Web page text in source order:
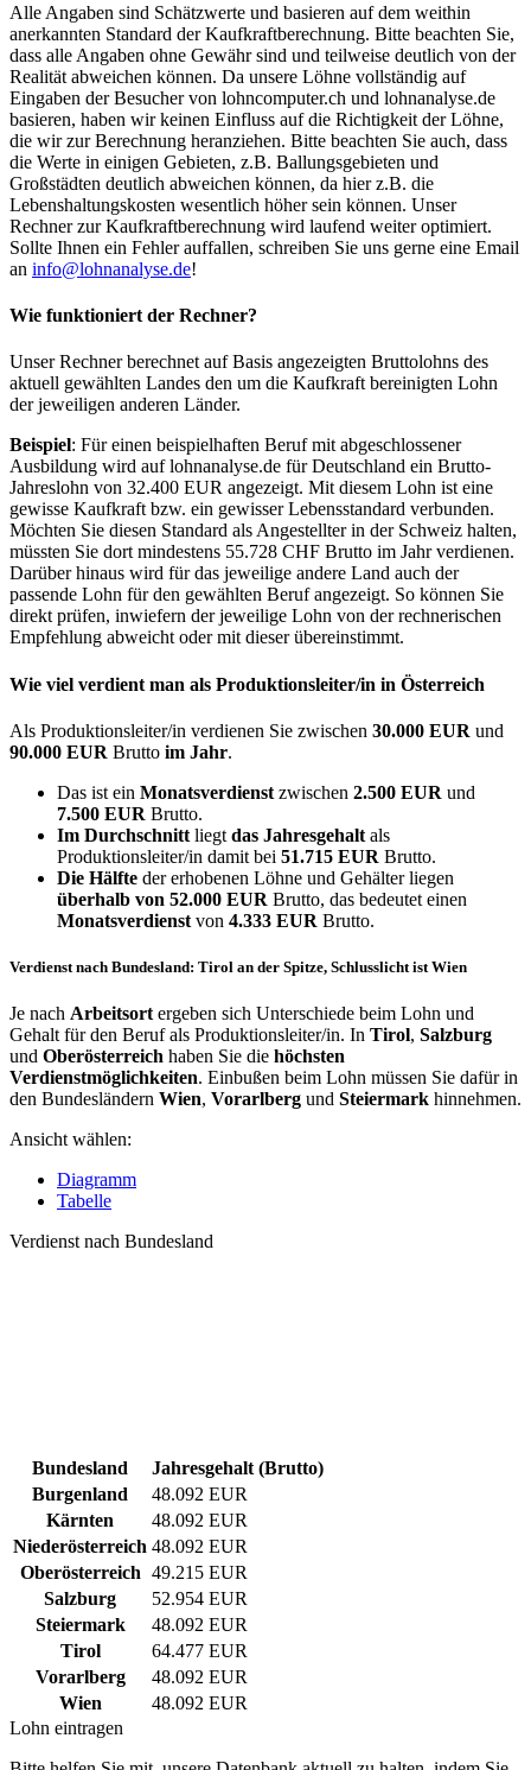
Alle Angaben sind Schätzwerte und basieren auf dem weithin
anerkannten Standard der Kaufkraftberechnung. Bitte beachten Sie,
dass alle Angaben ohne Gewähr sind und teilweise deutlich von der
Realität abweichen können. Da unsere Löhne vollständig auf
Eingaben der Besucher von lohncomputer.ch und lohnanalyse.de
basieren, haben wir keinen Einfluss auf die Richtigkeit der Löhne,
die wir zur Berechnung heranziehen. Bitte beachten Sie auch, dass
die Werte in einigen Gebieten, z.B. Ballungsgebieten und
Großstädten deutlich abweichen können, da hier z.B. die
Lebenshaltungskosten wesentlich höher sein können. Unser
Rechner zur Kaufkraftberechnung wird laufend weiter optimiert.
Sollte Ihnen ein Fehler auffallen, schreiben Sie uns gerne eine Email
an info@lohnanalyse.de!
Wie funktioniert der Rechner?
Unser Rechner berechnet auf Basis angezeigten Bruttolohns des
aktuell gewählten Landes den um die Kaufkraft bereinigten Lohn
der jeweiligen anderen Länder.
Beispiel: Für einen beispielhaften Beruf mit abgeschlossener
Ausbildung wird auf lohnanalyse.de für Deutschland ein Brutto-
Jahreslohn von 32.400 EUR angezeigt. Mit diesem Lohn ist eine
gewisse Kaufkraft bzw. ein gewisser Lebensstandard verbunden.
Möchten Sie diesen Standard als Angestellter in der Schweiz halten,
müssten Sie dort mindestens 55.728 CHF Brutto im Jahr verdienen.
Darüber hinaus wird für das jeweilige andere Land auch der
passende Lohn für den gewählten Beruf angezeigt. So können Sie
direkt prüfen, inwiefern der jeweilige Lohn von der rechnerischen
Empfehlung abweicht oder mit dieser übereinstimmt.
Wie viel verdient man als Produktionsleiter/in in Österreich
Als Produktionsleiter/in verdienen Sie zwischen 30.000 EUR und
90.000 EUR Brutto im Jahr.
Das ist ein Monatsverdienst zwischen 2.500 EUR und
7.500 EUR Brutto.
Im Durchschnitt liegt das Jahresgehalt als
Produktionsleiter/in damit bei 51.715 EUR Brutto.
Die Hälfte der erhobenen Löhne und Gehälter liegen
überhalb von 52.000 EUR Brutto, das bedeutet einen
Monatsverdienst von 4.333 EUR Brutto.
Verdienst nach Bundesland: Tirol an der Spitze, Schlusslicht ist Wien
Je nach Arbeitsort ergeben sich Unterschiede beim Lohn und
Gehalt für den Beruf als Produktionsleiter/in. In Tirol, Salzburg
und Oberösterreich haben Sie die höchsten
Verdienstmöglichkeiten. Einbußen beim Lohn müssen Sie dafür in
den Bundesländern Wien, Vorarlberg und Steiermark hinnehmen.
Ansicht wählen:
Diagramm
Tabelle
Verdienst nach Bundesland
Bundesland
Jahresgehalt (Brutto)
Burgenland
48.092 EUR
Kärnten
48.092 EUR
Niederösterreich 48.092 EUR
Oberösterreich 49.215 EUR
Salzburg
52.954 EUR
Steiermark
48.092 EUR
Tirol
64.477 EUR
Vorarlberg
48.092 EUR
Wien
48.092 EUR
Lohn eintragen